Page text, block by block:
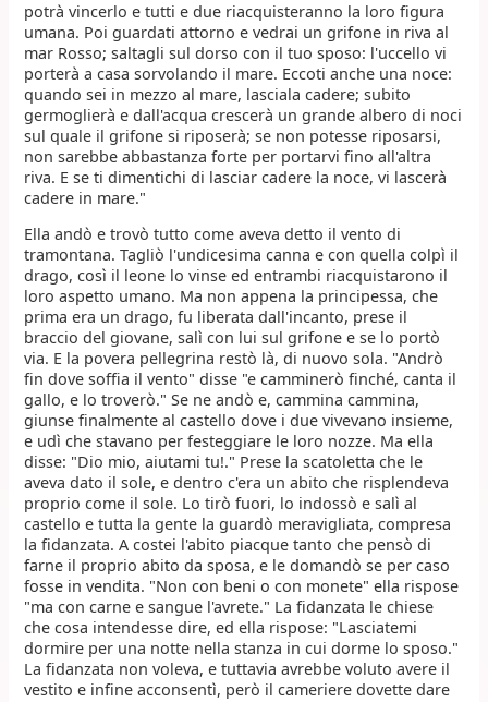
potrà vincerlo e tutti e due riacquisteranno la loro figura
umana. Poi guardati attorno e vedrai un grifone in riva al
mar Rosso; saltagli sul dorso con il tuo sposo: l'uccello vi
porterà a casa sorvolando il mare. Eccoti anche una noce:
quando sei in mezzo al mare, lasciala cadere; subito
germoglierà e dall'acqua crescerà un grande albero di noci
sul quale il grifone si riposerà; se non potesse riposarsi,
non sarebbe abbastanza forte per portarvi fino all'altra
riva. E se ti dimentichi di lasciar cadere la noce, vi lascerà
cadere in mare."
Ella andò e trovò tutto come aveva detto il vento di
tramontana. Tagliò l'undicesima canna e con quella colpì il
drago, così il leone lo vinse ed entrambi riacquistarono il
loro aspetto umano. Ma non appena la principessa, che
prima era un drago, fu liberata dall'incanto, prese il
braccio del giovane, salì con lui sul grifone e se lo portò
via. E la povera pellegrina restò là, di nuovo sola. "Andrò
fin dove soffia il vento" disse "e camminerò finché, canta il
gallo, e lo troverò." Se ne andò e, cammina cammina,
giunse finalmente al castello dove i due vivevano insieme,
e udì che stavano per festeggiare le loro nozze. Ma ella
disse: "Dio mio, aiutami tu!." Prese la scatoletta che le
aveva dato il sole, e dentro c'era un abito che risplendeva
proprio come il sole. Lo tirò fuori, lo indossò e salì al
castello e tutta la gente la guardò meravigliata, compresa
la fidanzata. A costei l'abito piacque tanto che pensò di
farne il proprio abito da sposa, e le domandò se per caso
fosse in vendita. "Non con beni o con monete" ella rispose
"ma con carne e sangue l'avrete." La fidanzata le chiese
che cosa intendesse dire, ed ella rispose: "Lasciatemi
dormire per una notte nella stanza in cui dorme lo sposo."
La fidanzata non voleva, e tuttavia avrebbe voluto avere il
vestito e infine acconsentì, però il cameriere dovette dare